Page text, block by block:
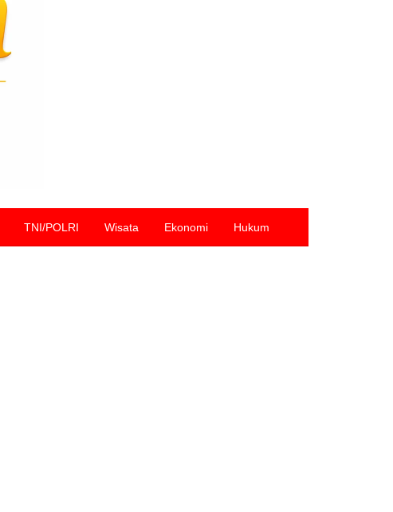
TNI/POLRI Wisata Ekonomi Hukum